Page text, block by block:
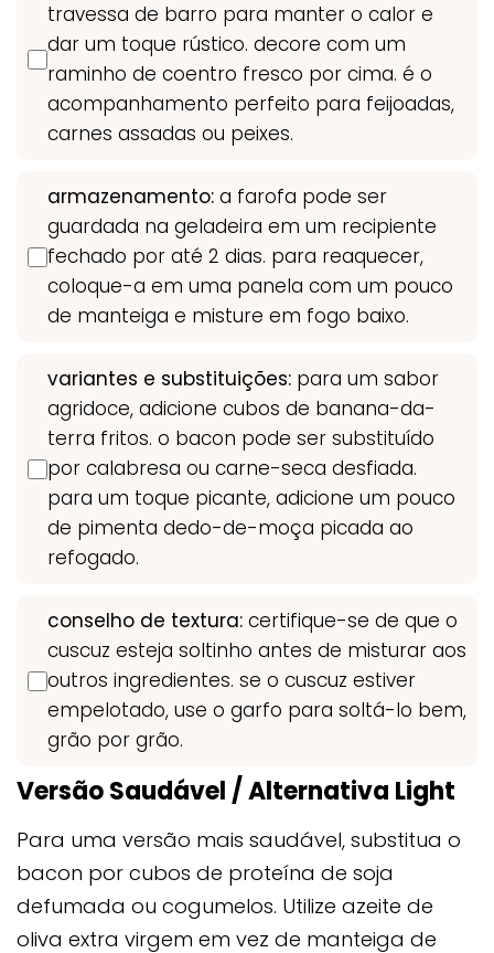
travessa de barro para manter o calor e
dar um toque rústico. decore com um
raminho de coentro fresco por cima. é o
acompanhamento perfeito para feijoadas,
carnes assadas ou peixes.
armazenamento: a farofa pode ser
guardada na geladeira em um recipiente
fechado por até 2 dias. para reaquecer,
coloque-a em uma panela com um pouco
de manteiga e misture em fogo baixo.
variantes e substituições: para um sabor
agridoce, adicione cubos de banana-da-
terra fritos. o bacon pode ser substituído
por calabresa ou carne-seca desfiada.
para um toque picante, adicione um pouco
de pimenta dedo-de-moça picada ao
refogado.
conselho de textura: certifique-se de que o
cuscuz esteja soltinho antes de misturar aos
outros ingredientes. se o cuscuz estiver
empelotado, use o garfo para soltá-lo bem,
grão por grão.
Versão Saudável / Alternativa Light
Para uma versão mais saudável, substitua o
bacon por cubos de proteína de soja
defumada ou cogumelos. Utilize azeite de
oliva extra virgem em vez de manteiga de